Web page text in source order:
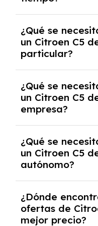
económica.
pero puede haber
cancelación
las condiciones
experto que te
¿Qué se
un Citroen C5
particular?
y, en algunos
crediticia y un
¿Qué se
un Citroen C5
empresa?
documentación
casos, un informe
y un pago inicial.
¿Qué se
un Citroen C5
autónomo?
autónomos,
algunos casos, un
inicial.
¿Dónde
ofertas de
mejor precio?